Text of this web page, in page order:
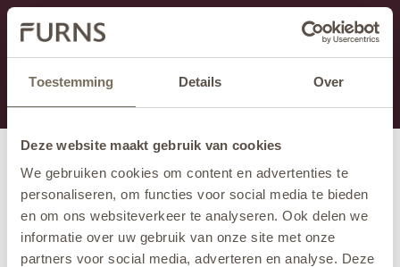
Toestemming Details Over
Deze website maakt gebruik van cookies
We gebruiken cookies om content en advertenties te
personaliseren, om functies voor social media te bieden
en om ons websiteverkeer te analyseren. Ook delen we
informatie over uw gebruik van onze site met onze
partners voor social media, adverteren en analyse. Deze
Dieser Abschnitt wird derzeit gewartet.
Wenn Sie Informationen vermissen, können Sie uns
unter +31 413 395 294 anrufen oder uns unter